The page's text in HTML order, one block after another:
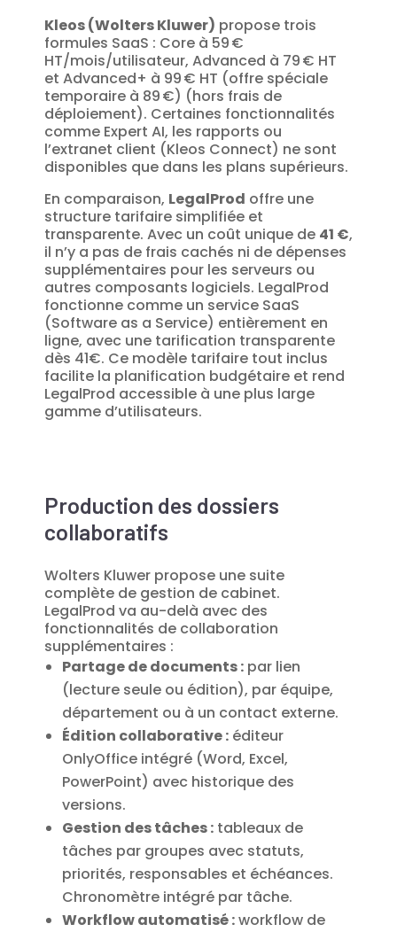
Kleos (Wolters Kluwer) propose trois
formules SaaS : Core à 59 €
HT/mois/utilisateur, Advanced à 79 € HT
et Advanced+ à 99 € HT (offre spéciale
temporaire à 89 €) (hors frais de
déploiement). Certaines fonctionnalités
comme Expert AI, les rapports ou
l’extranet client (Kleos Connect) ne sont
disponibles que dans les plans supérieurs.
En comparaison, LegalProd offre une
structure tarifaire simplifiée et
transparente. Avec un coût unique de 41 €,
il n’y a pas de frais cachés ni de dépenses
supplémentaires pour les serveurs ou
autres composants logiciels. LegalProd
fonctionne comme un service SaaS
(Software as a Service) entièrement en
ligne, avec une tarification transparente
dès 41€. Ce modèle tarifaire tout inclus
facilite la planification budgétaire et rend
LegalProd accessible à une plus large
gamme d’utilisateurs.
Production des dossiers
collaboratifs
Wolters Kluwer propose une suite
complète de gestion de cabinet.
LegalProd va au-delà avec des
fonctionnalités de collaboration
supplémentaires :
Partage de documents :par lien
(lecture seule ou édition), par équipe,
département ou à un contact externe.
Édition collaborative :éditeur
OnlyOffice intégré (Word, Excel,
PowerPoint) avec historique des
versions.
Gestion des tâches :tableaux de
tâches par groupes avec statuts,
priorités, responsables et échéances.
Chronomètre intégré par tâche.
Workflow automatisé :workflow de